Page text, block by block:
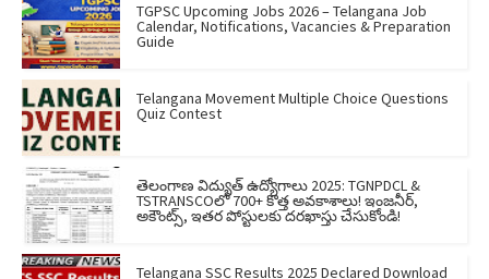
TGPSC Upcoming Jobs 2026 – Telangana Job
Calendar, Notifications, Vacancies & Preparation
Guide
Telangana Movement Multiple Choice Questions
Quiz Contest
తెలంగాణ విద్యుత్ ఉద్యోగాలు 2025: TGNPDCL &
TSTRANSCOలో 700+ కొత్త అవకాశాలు! ఇంజనీర్,
అకౌంట్స్, ఇతర పోస్టులకు దరఖాస్తు చేసుకోండి!
Telangana SSC Results 2025 Declared Download